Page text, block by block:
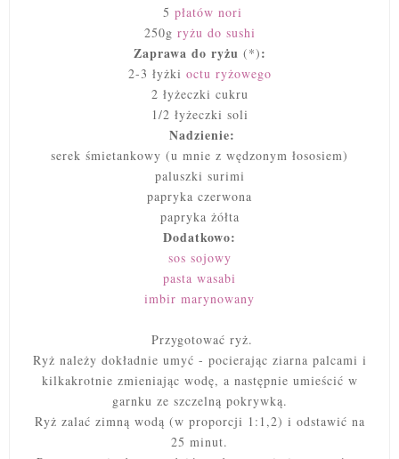
5 płatów nori
250g ryżu do sushi
Zaprawa do ryżu (*):
2-3 łyżki octu ryżowego
2 łyżeczki cukru
1/2 łyżeczki soli
Nadzienie:
serek śmietankowy (u mnie z wędzonym łososiem)
paluszki surimi
papryka czerwona
papryka żółta
Dodatkowo:
sos sojowy
pasta wasabi
imbir marynowany
Przygotować ryż.
Ryż należy dokładnie umyć - pocierając ziarna palcami i
kilkakrotnie zmieniając wodę, a następnie umieścić w
garnku ze szczelną pokrywką.
Ryż zalać zimną wodą (w proporcji 1:1,2) i odstawić na
25 minut.